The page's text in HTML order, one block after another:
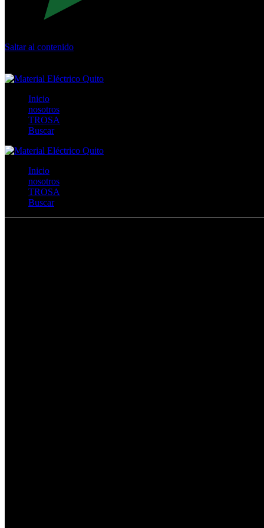
Saltar al contenido
Inicio
nosotros
TROSA
Buscar
Inicio
nosotros
TROSA
Buscar